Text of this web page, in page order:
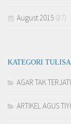
August 2015 (87)
KATEGORI
AGAR TAK
ARTIKEL AGUS